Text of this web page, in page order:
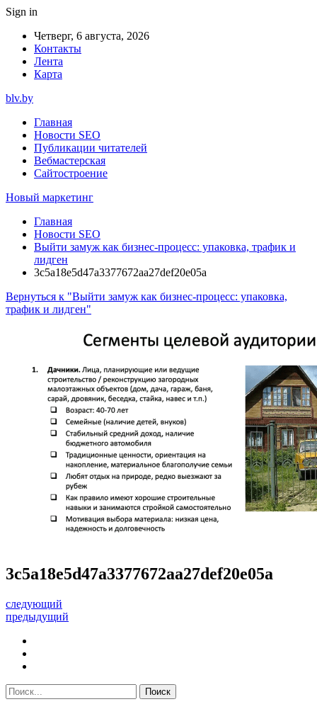
Sign in
Четверг, 6 августа, 2026
Контакты
Лента
Карта
blv.by
Главная
Новости SEO
Публикации читателей
Вебмастерская
Сайтостроение
Новый маркетинг
Главная
Новости SEO
Выйти замуж как бизнес-процесс: упаковка, трафик и
лидген
3c5a18e5d47a3377672aa27def20e05a
Вернуться к "Выйти замуж как бизнес-процесс: упаковка,
трафик и лидген"
3c5a18e5d47a3377672aa27def20e05a
следующий
предыдущий